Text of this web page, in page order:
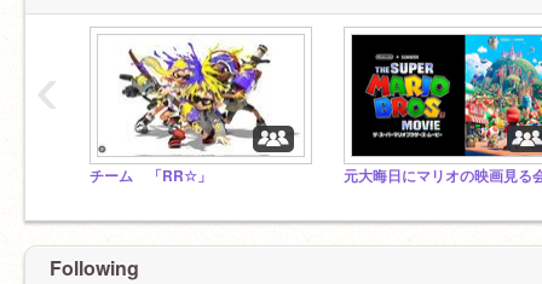
チーム 「RR☆」
‹
Following